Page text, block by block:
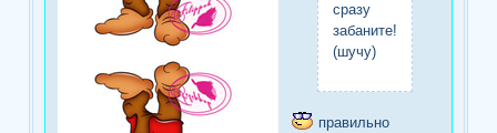
сразу
забаните!
(шучу)
правильно